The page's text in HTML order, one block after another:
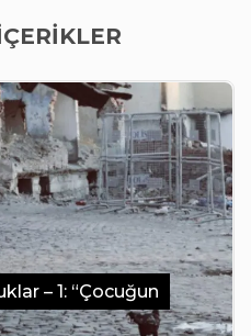
– 1: “Çocuğun